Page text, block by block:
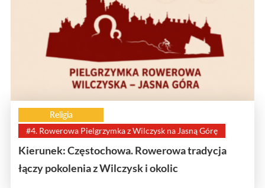
Religia
#4. Rowerowa Pielgrzymka z Wilczysk na Jasną Górę
Kierunek: Częstochowa. Rowerowa tradycja
łączy pokolenia z Wilczysk i okolic